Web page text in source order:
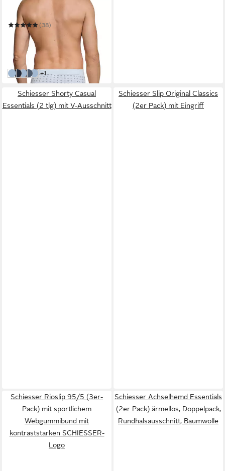
Slip Essentials
(38)
ab 19,99 €
(10,00 €/ 1 Stk)
-20%
in 2-3 Werktagen bei dir
802-Blau
815-Blau
AirNavy / Blau
Hellblau
weitere Farben:
+1
Schiesser Shorty Casual
Essentials (2 tlg) mit V-Ausschnitt
Schiesser Slip Original Classics
(2er Pack) mit Eingriff
Schiesser Rioslip 95/5 (3er-
Pack) mit sportlichem
Webgummibund mit
kontraststarken SCHIESSER-
Logo
Schiesser Achselhemd Essentials
(2er Pack) ärmellos, Doppelpack,
Rundhalsausschnitt, Baumwolle